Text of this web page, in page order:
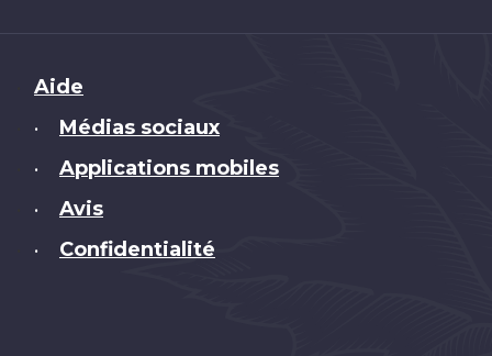
Brand
Aide
• Médias sociaux
• Applications mobiles
• Avis
• Confidentialité